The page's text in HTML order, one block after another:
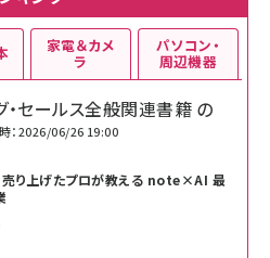
セールス全般関連書籍 の
：2026/06/26 19:00
り上げたプロが教える note×AI 最
家電＆カメ
ラ
パソコン・
周辺機器